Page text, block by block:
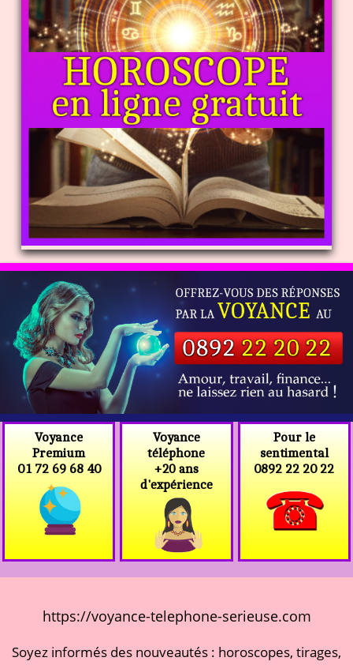
Voyance
Premium
01 72 69 68 40
Voyance
téléphone
+20 ans
d'expérience
Pour le
sentimental
0892 22 20 22
https://voyance-telephone-serieuse.com
Soyez informés des nouveautés : horoscopes, tirages,